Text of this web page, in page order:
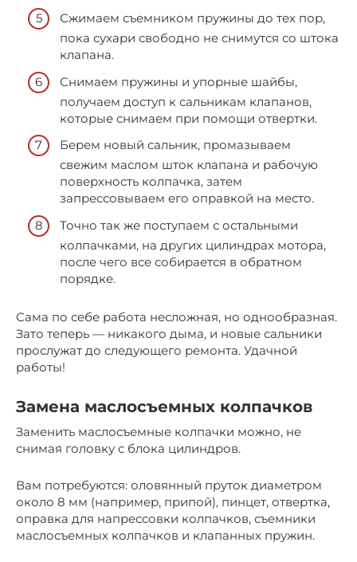
Сжимаем съемником пружины до тех пор,
пока сухари свободно не снимутся со штока
клапана.
Снимаем пружины и упорные шайбы,
получаем доступ к сальникам клапанов,
которые снимаем при помощи отвертки.
Берем новый сальник, промазываем
свежим маслом шток клапана и рабочую
поверхность колпачка, затем
запрессовываем его оправкой на место.
Точно так же поступаем с остальными
колпачками, на других цилиндрах мотора,
после чего все собирается в обратном
порядке.
Сама по себе работа несложная, но однообразная.
Зато теперь — никакого дыма, и новые сальники
прослужат до следующего ремонта. Удачной
работы!
Замена маслосъемных колпачков
Заменить маслосъемные колпачки можно, не
снимая головку с блока цилиндров.
Вам потребуются: оловянный пруток диаметром
около 8 мм (например, припой), пинцет, отвертка,
оправка для напрессовки колпачков, съемники
маслосъемных колпачков и клапанных пружин.